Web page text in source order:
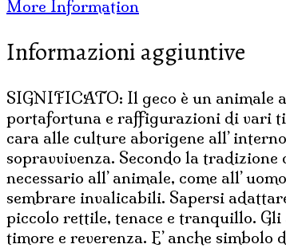
ARGENTO
1
quantità
More Information
Informazioni aggiuntive
SIGNIFICATO: Il geco è un animale
portafortuna e raffigurazioni di vari
cara alle culture aborigene all’
sopravvivenza. Secondo la
necessario all’ animale, come all’
sembrare invalicabili. Sapersi
piccolo rettile, tenace e tranquillo.
timore e reverenza. E’ anche simbolo